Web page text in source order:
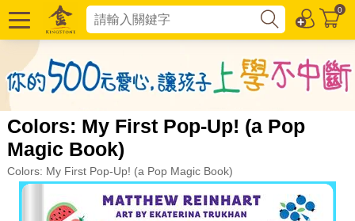
0
Colors: My First Pop-Up! (a Pop
Magic Book)
Colors: My First Pop-Up! (a Pop Magic Book)